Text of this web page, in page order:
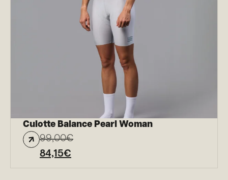
Culotte Balance Pearl Woman
99,00€
84,15€